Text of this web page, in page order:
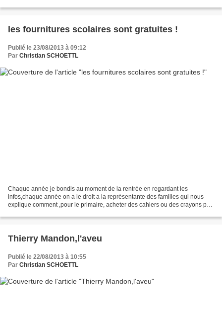
les fournitures scolaires sont gratuites !
Publié le 23/08/2013 à 09:12
Par Christian SCHOETTL
Chaque année je bondis au moment de la rentrée en regardant les
infos,chaque année on a le droit a la représentante des familles qui nous
explique comment ,pour le primaire, acheter des cahiers ou des crayons pas
Thierry Mandon,l'aveu
Publié le 22/08/2013 à 10:55
Par Christian SCHOETTL